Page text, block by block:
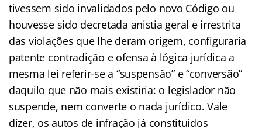
tivessem sido invalidados pelo novo Código ou
houvesse sido decretada anistia geral e irrestrita
das violações que lhe deram origem, configuraria
patente contradição e ofensa à lógica jurídica a
mesma lei referir-se a “suspensão” e “conversão”
daquilo que não mais existiria: o legislador não
suspende, nem converte o nada jurídico. Vale
dizer, os autos de infração já constituídos